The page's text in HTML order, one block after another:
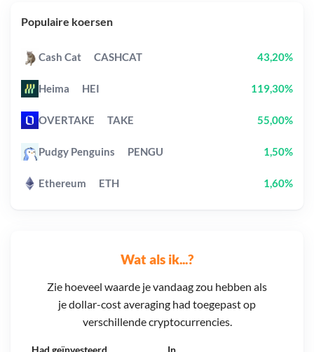
Wat als ik...?
Zie hoeveel waarde je vandaag zou hebben als
je dollar-cost averaging had toegepast op
verschillende cryptocurrencies.
Populaire koersen
Cash Cat CASHCAT 43,20%
Heima HEI 119,30%
OVERTAKE TAKE 55,00%
Pudgy Penguins PENGU 1,50%
Ethereum ETH 1,60%